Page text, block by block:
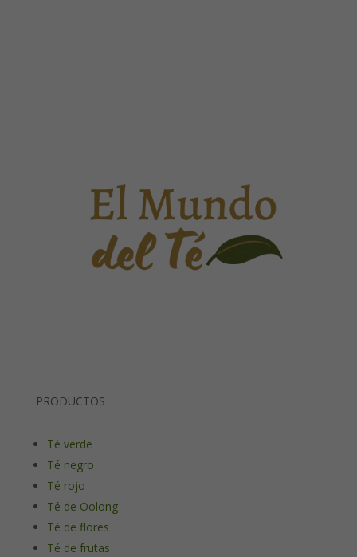
PRODUCTOS
Té verde
Té negro
Té rojo
Té de Oolong
Té de flores
Té de frutas